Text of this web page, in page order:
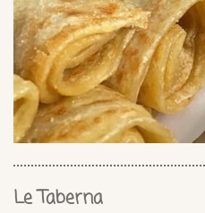
Le Taberna